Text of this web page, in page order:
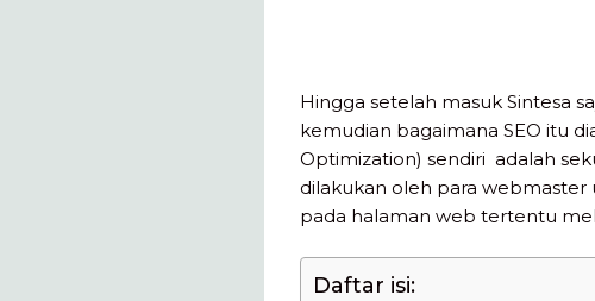
Hingga setelah masuk Sintesa
kemudian bagaimana SEO itu
Optimization) sendiri adalah
dilakukan oleh para
pada halaman web tertentu
Daftar isi: